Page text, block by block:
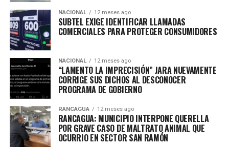
NACIONAL 12 meses ago
SUBTEL EXIGE IDENTIFICAR LLAMADAS
COMERCIALES PARA PROTEGER CONSUMIDORES
NACIONAL 12 meses ago
“LAMENTO LA IMPRECISIÓN” JARA NUEVAMENTE
CORRIGE SUS DICHOS AL DESCONOCER
PROGRAMA DE GOBIERNO
RANCAGUA 12 meses ago
RANCAGUA: MUNICIPIO INTERPONE QUERELLA
POR GRAVE CASO DE MALTRATO ANIMAL QUE
OCURRIO EN SECTOR SAN RAMÓN